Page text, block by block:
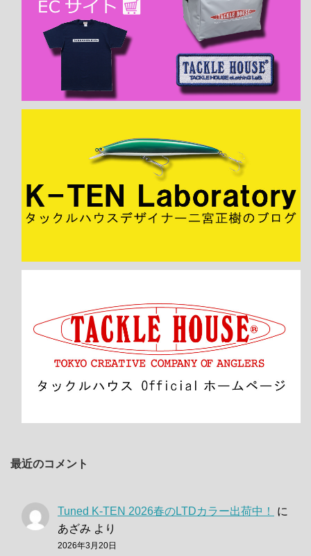
最近のコメント
Tuned K-TEN 2026春のLTDカラー出荷中！
に
あざみ より
2026年3月20日